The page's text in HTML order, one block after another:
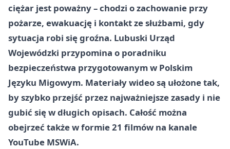
ciężar jest poważny – chodzi o zachowanie przy
pożarze, ewakuację i kontakt ze służbami, gdy
sytuacja robi się groźna. Lubuski Urząd
Wojewódzki przypomina o poradniku
bezpieczeństwa przygotowanym w Polskim
Języku Migowym. Materiały wideo są ułożone tak,
by szybko przejść przez najważniejsze zasady i nie
gubić się w długich opisach. Całość można
obejrzeć także w formie 21 filmów na kanale
YouTube MSWiA.